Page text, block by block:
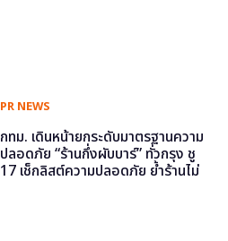
PR NEWS
กทม. เดินหน้ายกระดับมาตรฐานความ
ปลอดภัย “ร้านกึ่งผับบาร์” ทั่วกรุง ชู
17 เช็กลิสต์ความปลอดภัย ย้ำร้านไม่